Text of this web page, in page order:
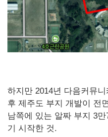
하지만 2014년 다음커뮤
후 제주도 부지 개발이 전
남쪽에 있는 알짜 부지 3
기 시작한 것.